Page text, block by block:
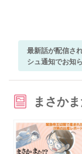
最新話が配信さ
シュ通知でお知
まさか